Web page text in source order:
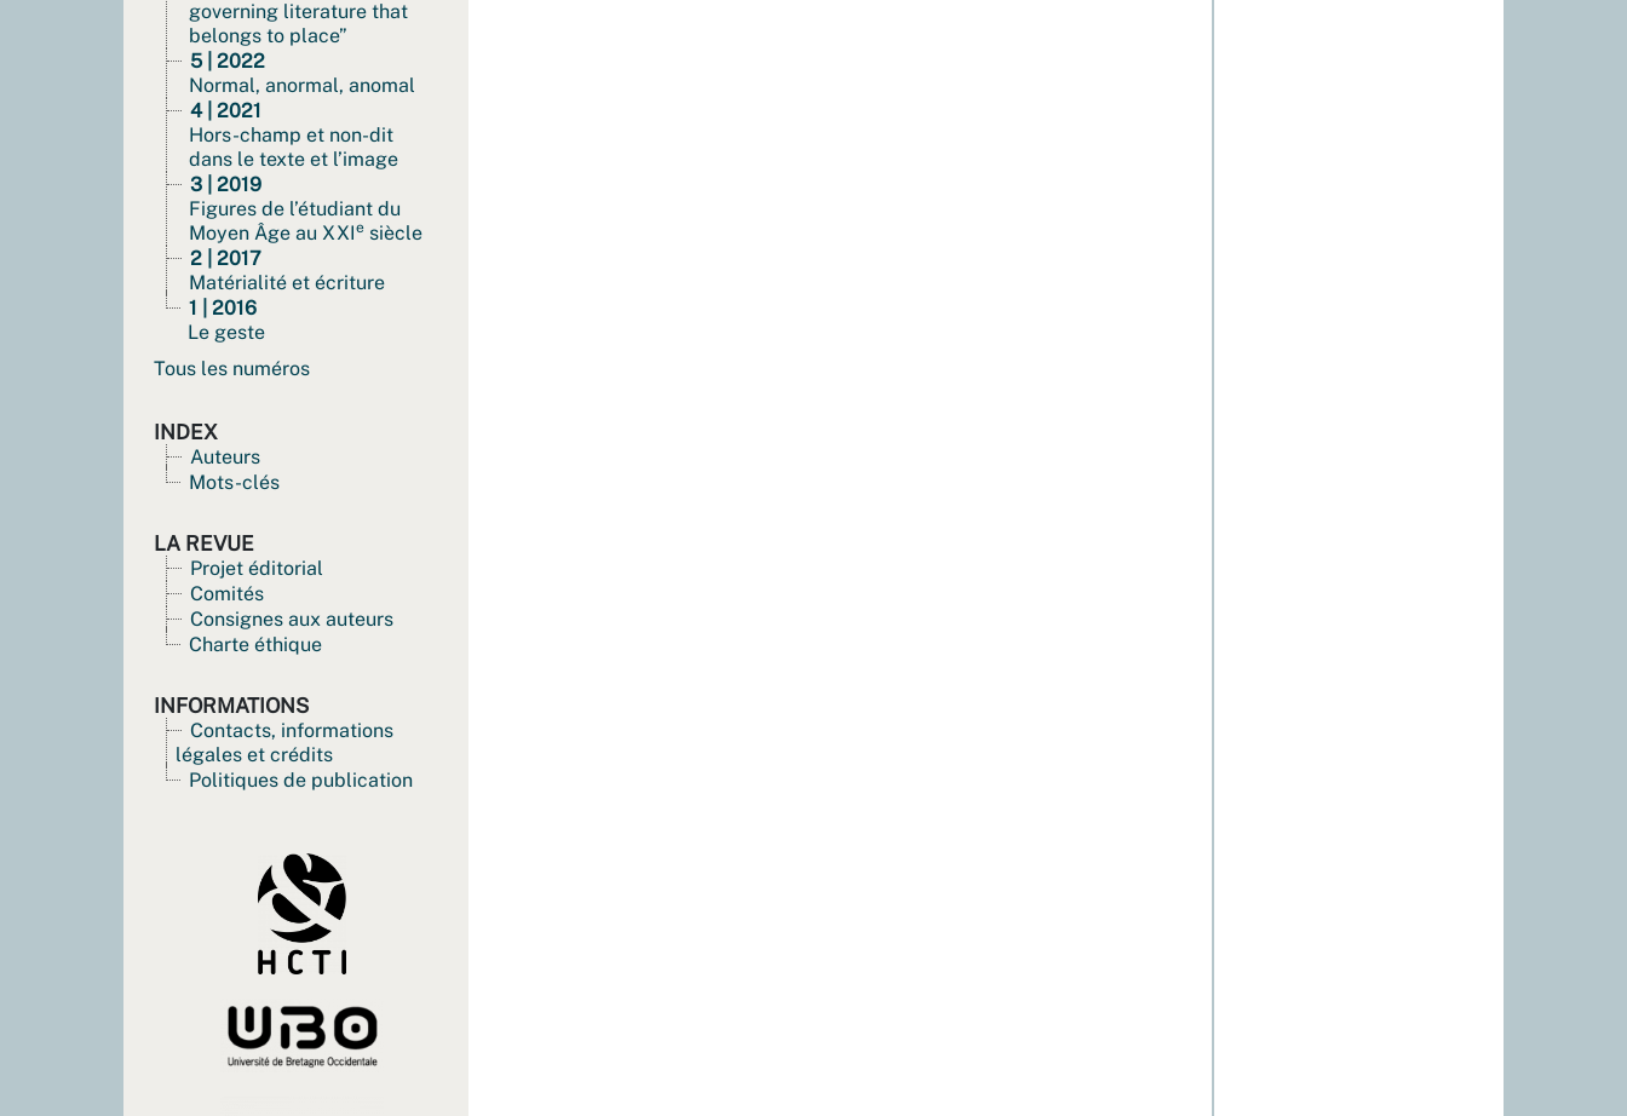
governing literature that
belongs to place”
5 | 2022
Normal, anormal, anomal
4 | 2021
Hors-champ et non-dit
dans le texte et l’image
3 | 2019
Figures de l’étudiant du
Moyen Âge au XXIe siècle
2 | 2017
Matérialité et écriture
1 | 2016
Le geste
Tous les numéros
INDEX
Auteurs
Mots-clés
LA REVUE
Projet éditorial
Comités
Consignes aux auteurs
Charte éthique
INFORMATIONS
Contacts, informations
légales et crédits
Politiques de publication